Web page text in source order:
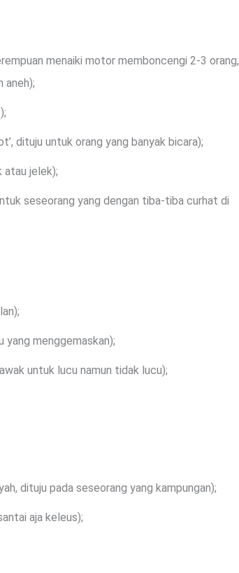
menaiki motor memboncengi 2-3 orang,
aneh);
dituju untuk orang yang banyak bicara);
atau jelek);
seseorang yang dengan tiba-tiba curhat di
yang menggemaskan);
untuk lucu namun tidak lucu);
dituju pada seseorang yang kampungan);
aja keleus);